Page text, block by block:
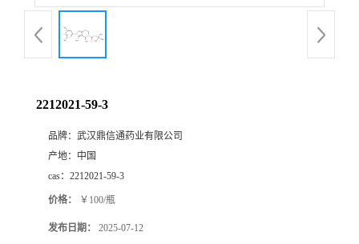
产
2212021-59-3
品牌： 武汉鼎信通药业有限公司
产地： 中国
cas： 2212021-59-3
价格： ￥100/瓶
发布日期： 2025-07-12